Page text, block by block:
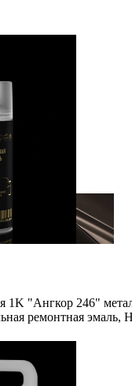
1K "Ангкор 246"
ремонтная эмаль,